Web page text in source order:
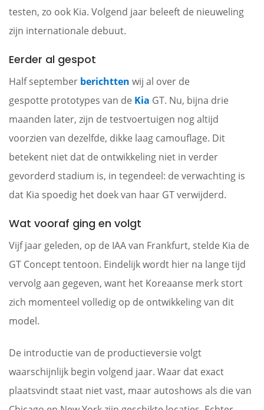
testen, zo ook Kia. Volgend jaar beleeft de nieuweling
zijn internationale debuut.
Eerder al gespot
Half september berichtten wij al over de
gespotte prototypes van de Kia GT. Nu, bijna drie
maanden later, zijn de testvoertuigen nog altijd
voorzien van dezelfde, dikke laag camouflage. Dit
betekent niet dat de ontwikkeling niet in verder
gevorderd stadium is, in tegendeel: de verwachting is
dat Kia spoedig het doek van haar GT verwijderd.
Wat vooraf ging en volgt
Vijf jaar geleden, op de IAA van Frankfurt, stelde Kia de
GT Concept tentoon. Eindelijk wordt hier na lange tijd
vervolg aan gegeven, want het Koreaanse merk stort
zich momenteel volledig op de ontwikkeling van dit
model.
De introductie van de productieversie volgt
waarschijnlijk begin volgend jaar. Waar dat exact
plaatsvindt staat niet vast, maar autoshows als die van